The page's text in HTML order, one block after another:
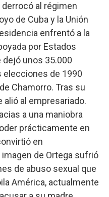
al régimen
de Cuba y la Unión
enfrentó a la
por Estados
dejó unos 35.000
elecciones de 1990
Chamorro. Tras su
alió al empresariado.
a una maniobra
prácticamente en
en
de Ortega sufrió
de abuso sexual que
América, actualmente